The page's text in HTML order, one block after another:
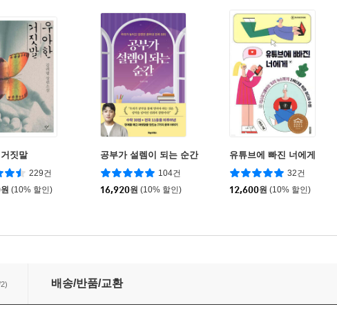
짓말
229건
원 (10% 할인)
공부가 설렘이 되는 순간
104건
16,920원 (10% 할인)
유튜브에 빠진 너에게
32건
12,600원 (10% 할인)
배송/반품/교환